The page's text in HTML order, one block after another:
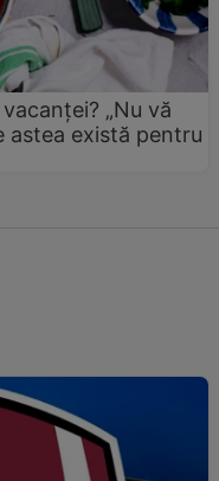
„Nu vă
astea există pentru